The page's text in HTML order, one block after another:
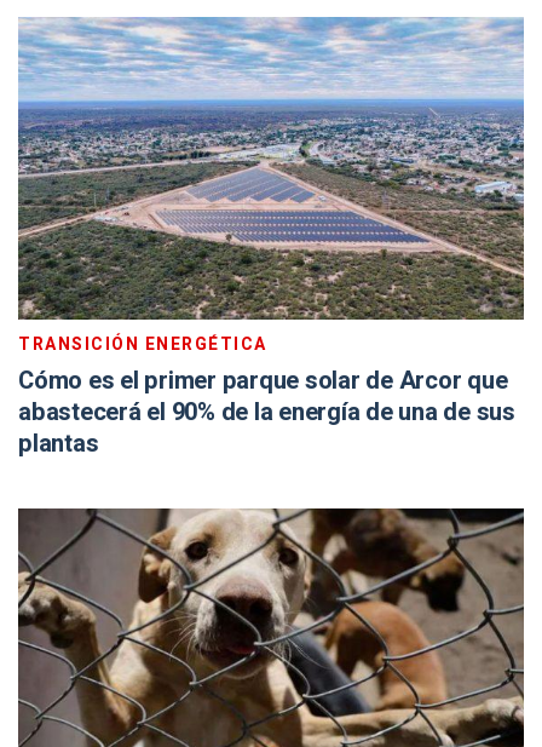
TRANSICIÓN ENERGÉTICA
Cómo es el primer parque solar de Arcor que
abastecerá el 90% de la energía de una de sus
plantas